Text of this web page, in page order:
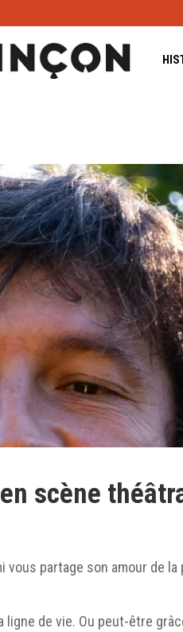
scène
partage son amour de la
de vie. Ou peut-être